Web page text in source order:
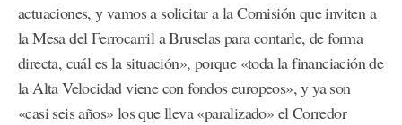
actuaciones, y vamos a solicitar a la Comisión que inviten a
la Mesa del Ferrocarril a Bruselas para contarle, de forma
directa, cuál es la situación», porque «toda la financiación de
la Alta Velocidad viene con fondos europeos», y ya son
«casi seis años» los que lleva «paralizado» el Corredor